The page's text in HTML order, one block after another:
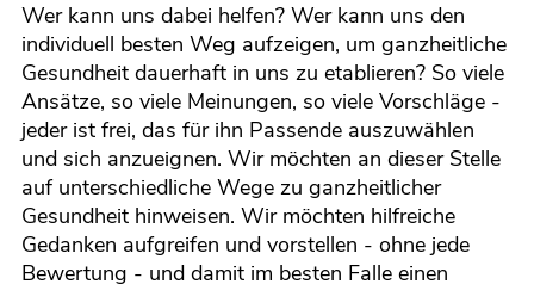
Wer kann uns dabei helfen? Wer kann uns den
individuell besten Weg aufzeigen, um ganzheitliche
Gesundheit dauerhaft in uns zu etablieren? So viele
Ansätze, so viele Meinungen, so viele Vorschläge -
jeder ist frei, das für ihn Passende auszuwählen
und sich anzueignen. Wir möchten an dieser Stelle
auf unterschiedliche Wege zu ganzheitlicher
Gesundheit hinweisen. Wir möchten hilfreiche
Gedanken aufgreifen und vorstellen - ohne jede
Bewertung - und damit im besten Falle einen